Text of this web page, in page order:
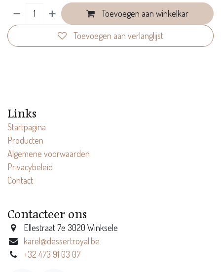
Toevoegen aan winkelkar
Toevoegen aan verlanglijst
Links
Startpagina
Producten
Algemene voorwaarden
Privacybeleid
Contact
Contacteer ons
Ellestraat 7e 3020 Winksele
karel@dessertroyal.be
+32 473 91 03 07